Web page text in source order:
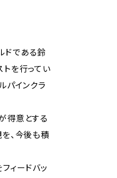
ドである鈴
を行ってい
パインクラ
得意とする
、今後も積
ィードバッ